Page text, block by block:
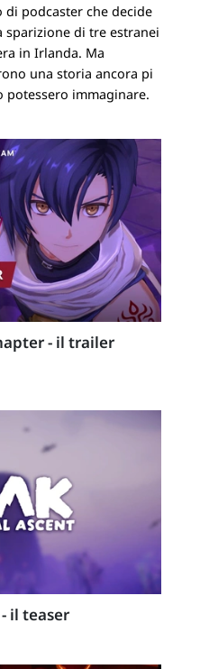
podcaster che decide
di tre estranei
in Irlanda. Ma
una storia ancora pi
potessero immaginare.
- il trailer
il teaser